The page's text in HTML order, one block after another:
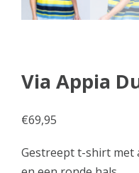
Via Appia
€69,95
Gestreept t-shirt met